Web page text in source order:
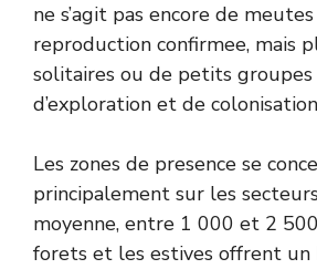
ne s’agit pas encore de
reproduction confirmee, mais
solitaires ou de petits groupes
d’exploration et de
Les zones de presence se
principalement sur les
moyenne, entre 1 000 et 2
forets et les estives offrent